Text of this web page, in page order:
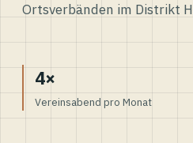
Ortsverbänden im Distrikt
4×
Vereinsabend pro Monat